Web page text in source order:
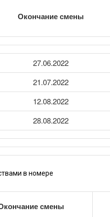
Окончание смены
27.06.2022
21.07.2022
12.08.2022
28.08.2022
в номере
смены